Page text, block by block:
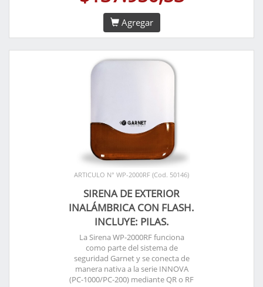
Agregar
ARTICULO N° WP-2000RF (Cod. 50146)
SIRENA DE EXTERIOR
INALÁMBRICA CON FLASH.
INCLUYE: PILAS.
La Sirena WP-2000RF funciona
como parte del sistema de
seguridad Garnet y se conecta de
manera nativa a la serie INNOVA
(PC-1000/PC-200) mediante QR o RF